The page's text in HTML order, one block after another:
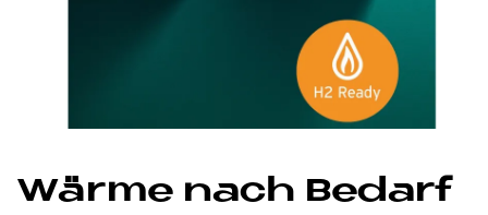
Wär­me nach Be­darf